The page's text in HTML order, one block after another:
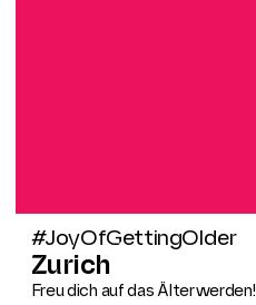
#JoyOfGettingOlder
Zurich
Freu dich auf das Älterwerden!